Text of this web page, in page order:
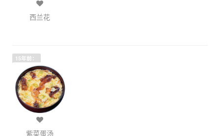
西兰花
15年前：
紫菜蛋汤